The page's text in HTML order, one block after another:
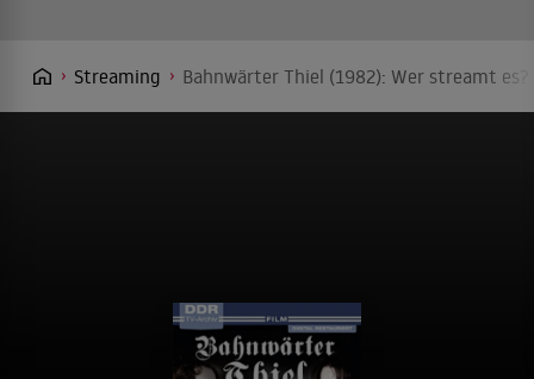
Streaming Bahnwärter Thiel (1982): Wer streamt